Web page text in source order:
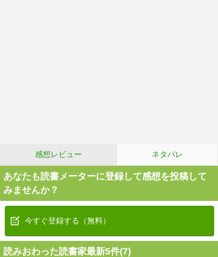
感想レビュー ネタバレ
あなたも読書メーターに登録して感想を投稿して
みませんか？
今すぐ登録する（無料）
読みおわった読書家最新5件(7)